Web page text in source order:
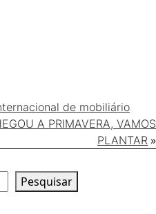
de mobiliário
A PRIMAVERA, VAMOS
PLANTAR »
Pesquisar